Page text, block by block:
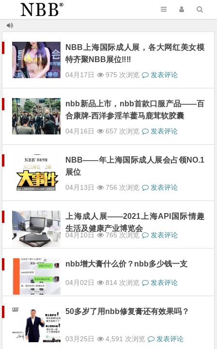
NBB上海国际成人展，各大网红美女模
特齐聚NBB展位‼‼
04月17日 975 次浏览 发表评论
nbb新品上市，nbb首款口服产品——百
合康牌-西洋参淫羊藿马鹿茸软胶囊
04月16日 657 次浏览 发表评论
NBB——年上海国际成人展会占领NO.1
展位
04月13日 756 次浏览 发表评论
上海成人展——2021上海API国际情趣
生活及健康产业博览会
04月10日 765 次浏览 发表评论
nbb增大膏什么价？nbb多少钱一支
04月02日 814 次浏览 发表评论
50多岁了用nbb修复膏还有效果吗？
03月25日 4,591 次浏览 发表评论